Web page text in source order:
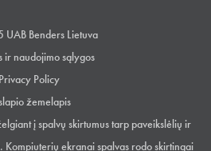
Benders Lietuva
ir naudojimo sąlygos
Privacy Policy
žemelapis
į spalvų skirtumus tarp paveikslėlių ir
ekranai spalvas rodo skirtingai